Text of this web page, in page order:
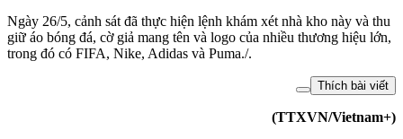
Ngày 26/5, cảnh sát đã thực hiện lệnh khám xét nhà kho này và thu
giữ áo bóng đá, cờ giả mang tên và logo của nhiều thương hiệu lớn,
trong đó có FIFA, Nike, Adidas và Puma./.
Thích bài viết
(TTXVN/Vietnam+)